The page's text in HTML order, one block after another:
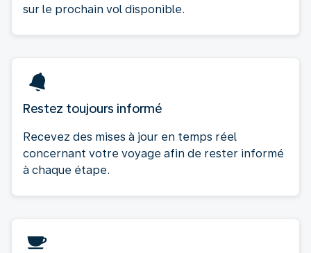
sur le prochain vol disponible.
Restez toujours informé
Recevez des mises à jour en temps réel
concernant votre voyage afin de rester informé
à chaque étape.